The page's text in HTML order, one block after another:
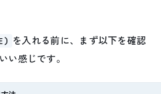
を入れる前に、まず以下を確認
い感じです。